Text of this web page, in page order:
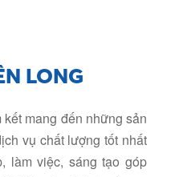
LONG
mang đến những sản
vụ chất lượng tốt nhất
làm việc, sáng tạo góp